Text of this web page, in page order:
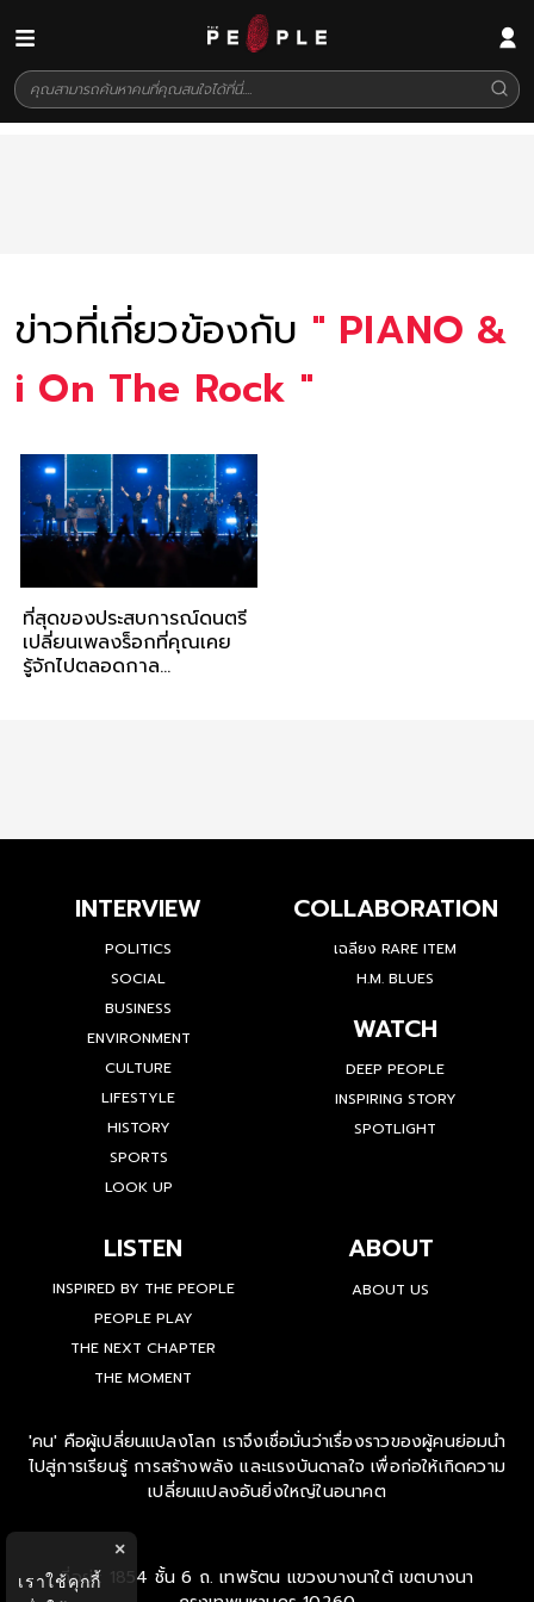
ข่าวที่เกี่ยวข้องกับ " PIANO &
i On The Rock "
ที่สุดของประสบการณ์ดนตรี
เปลี่ยนเพลงร็อกที่คุณเคย
รู้จักไปตลอดกาล
INTERVIEW
POLITICS
SOCIAL
BUSINESS
ENVIRONMENT
CULTURE
LIFESTYLE
HISTORY
SPORTS
LOOK UP
COLLABORATION
เฉลียง RARE ITEM
H.M. BLUES
WATCH
DEEP PEOPLE
INSPIRING STORY
SPOTLIGHT
LISTEN
INSPIRED BY THE PEOPLE
PEOPLE PLAY
THE NEXT CHAPTER
THE MOMENT
ABOUT
ABOUT US
'คน' คือผู้เปลี่ยนแปลงโลก เราจึงเชื่อมั่นว่าเรื่องราวของผู้คนย่อมนำ
ไปสู่การเรียนรู้ การสร้างพลัง และแรงบันดาลใจ เพื่อก่อให้เกิดความ
เปลี่ยนแปลงอันยิ่งใหญ่ในอนาคต
ที่อยู่ : 1854 ชั้น 6 ถ. เทพรัตน แขวงบางนาใต้ เขตบางนา
×
เราใช้คุกกี้